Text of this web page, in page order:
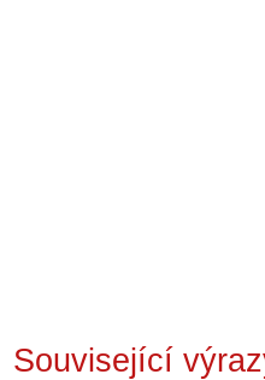
Související